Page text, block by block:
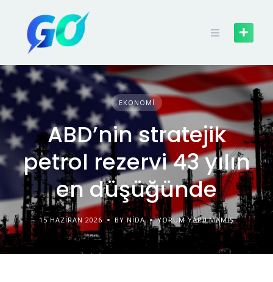
EKONOMI
ABD’nin stratejik
petrol rezervi 43 yılın
en düşüğünde
15 HAZIRAN 2026 BY NIDA YORUM YAPILMAMIŞ